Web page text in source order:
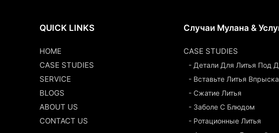
QUICK LINKS
HOME
CASE STUDIES
SERVICE
BLOGS
ABOUT US
CONTACT US
Случаи Мулана &
CASE STUDIES
- Детали Для Литья Под
- Вставьте Литья Впрыска
- Сжатие Литья
- Заболе С Блюдом
- Ротационные Литья